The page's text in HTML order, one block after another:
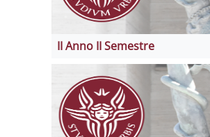
II Anno II Semestre